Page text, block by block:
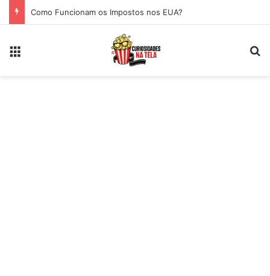
Como Funcionam os Impostos nos EUA?